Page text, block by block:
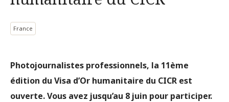
France
Photojournalistes professionnels, la 11ème
édition du Visa d’Or humanitaire du CICR est
ouverte. Vous avez jusqu’au 8 juin pour participer.